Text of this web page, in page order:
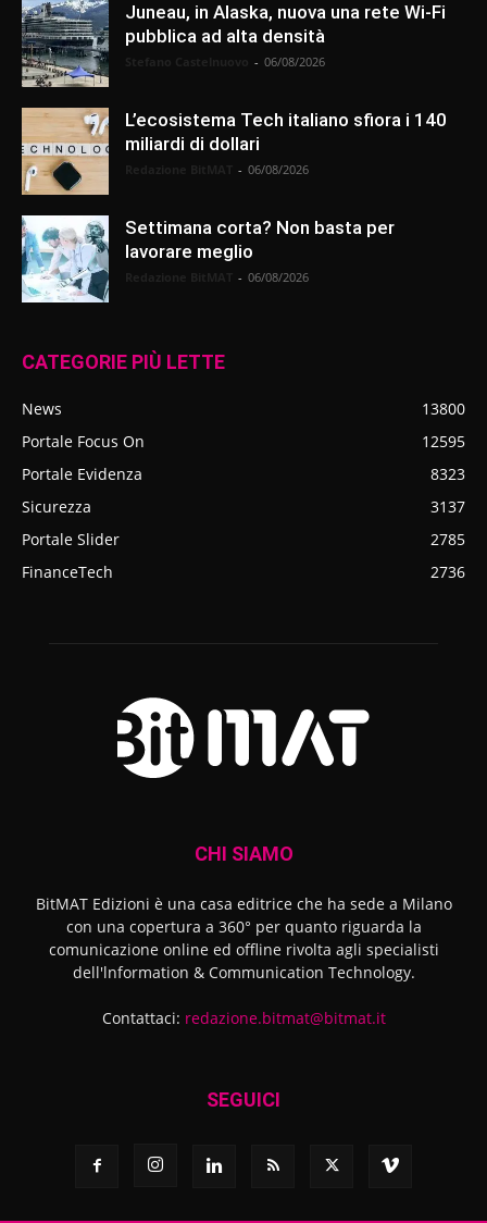
Juneau, in Alaska, nuova una rete Wi-Fi
pubblica ad alta densità
- 06/08/2026
L’ecosistema Tech italiano sfiora i 140
miliardi di dollari
- 06/08/2026
Settimana corta? Non basta per
lavorare meglio
- 06/08/2026
CATEGORIE PIÙ LETTE
News
13800
Portale Focus On
12595
Portale Evidenza
8323
Sicurezza
3137
Portale Slider
2785
FinanceTech
2736
CHI SIAMO
BitMAT Edizioni è una casa editrice che ha sede a Milano
con una copertura a 360° per quanto riguarda la
comunicazione online ed offline rivolta agli specialisti
dell'lnformation & Communication Technology.
Contattaci: redazione.bitmat@bitmat.it
SEGUICI